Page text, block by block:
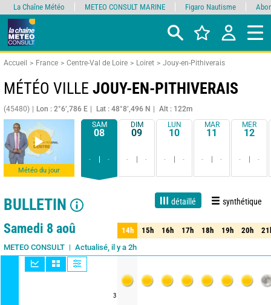
Accueil France Centre-Val de Loire Loiret Jouy-en-Pithiverais
MÉTÉO VILLE JOUY-EN-PITHIVERAIS
(45480) Lon : 2°6’,786 E Lat : 48°8’,496 N Alt : 122m
Météo du jour
SAM
08
- -
DIM
09
- -
LUN
10
- -
MAR
11
- -
MER
12
- -
BULLETIN détaillé synthétique
Live 1 jour 3 jours 15 jours Fiabilité 90%
Samedi 8 aoû
METEO CONSULT Actualisé, il y a 2h
3
14h 15h 16h 17h 18h 19h 20h
14h 15h 16h 17h 18h 19h 20h
La Chaîne Météo METEO CONSULT MARINE Figaro Nautisme